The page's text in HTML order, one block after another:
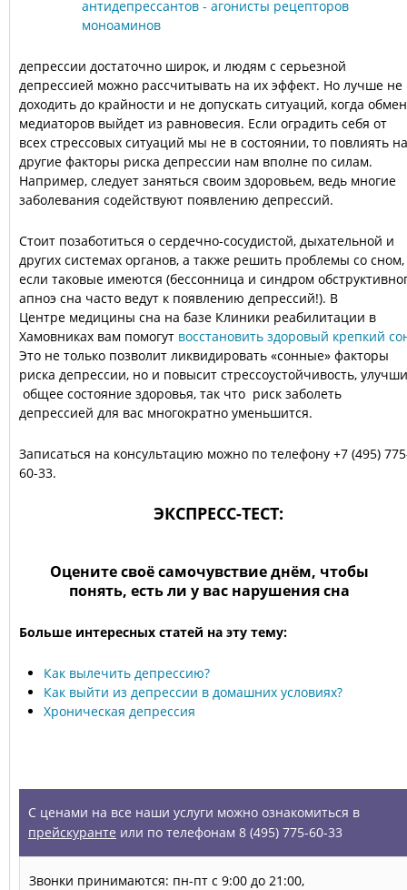
депрессии достаточно широк, и людям с серьезной
депрессией можно рассчитывать на их эффект. Но лучше не
доходить до крайности и не допускать ситуаций, когда обмен
медиаторов выйдет из равновесия. Если оградить себя от
всех стрессовых ситуаций мы не в состоянии, то повлиять на
другие факторы риска депрессии нам вполне по силам.
Например, следует заняться своим здоровьем, ведь многие
заболевания содействуют появлению депрессий.
Стоит позаботиться о сердечно-сосудистой, дыхательной и
других системах органов, а также решить проблемы со сном,
если таковые имеются (бессонница и синдром
апноэ сна часто ведут к появлению депрессий!). В
Центре медицины сна на базе Клиники реабилитации в
Хамовниках вам помогут восстановить здоровый крепкий
Это не только позволит ликвидировать «сонные» факторы
риска депрессии, но и повысит стрессоустойчивость,
общее состояние здоровья, так что риск заболеть
депрессией для вас многократно уменьшится.
Записаться на консультацию можно по телефону +7 (495)
60-33.
ЭКСПРЕСС-ТЕСТ:
Оцените своё самочувствие днём, чтобы
понять, есть ли у вас нарушения сна
Больше интересных статей на эту тему:
Как вылечить депрессию?
Как выйти из депрессии в домашних условиях?
Хроническая депрессия
С ценами на все наши услуги можно ознакомиться в
прейскуранте или по телефонам 8 (495) 775-60-33
Звонки принимаются: пн-пт с 9:00 до 21:00,